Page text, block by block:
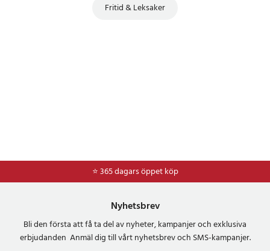
Fritid & Leksaker
⭐ 365 dagars öppet köp
Nyhetsbrev
Bli den första att få ta del av nyheter, kampanjer och exklusiva
erbjudanden Anmäl dig till vårt nyhetsbrev och SMS-kampanjer.